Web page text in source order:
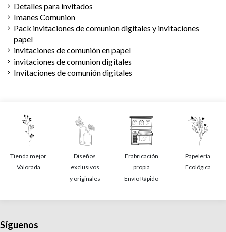
Detalles para invitados
Imanes Comunion
Pack invitaciones de comunion digitales y invitaciones
papel
invitaciones de comunión en papel
invitaciones de comunion digitales
Invitaciones de comunión digitales
Tienda mejor
Valorada
Diseños
exclusivos
y originales
Frabricación
propia
Envío Rápido
Papelería
Ecológica
Síguenos